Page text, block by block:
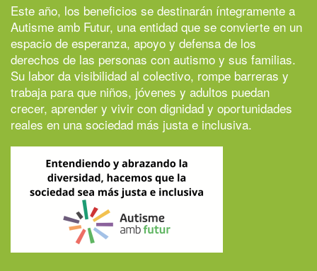
Este año, los beneficios se destinarán íntegramente a
Autisme amb Futur, una entidad que se convierte en un
espacio de esperanza, apoyo y defensa de los
derechos de las personas con autismo y sus familias.
Su labor da visibilidad al colectivo, rompe barreras y
trabaja para que niños, jóvenes y adultos puedan
crecer, aprender y vivir con dignidad y oportunidades
reales en una sociedad más justa e inclusiva.